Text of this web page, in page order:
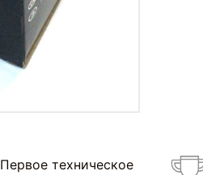
Первое техническое